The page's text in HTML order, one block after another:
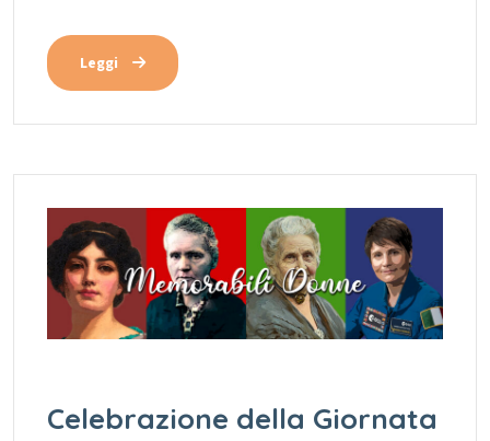
Leggi
Celebrazione della Giornata